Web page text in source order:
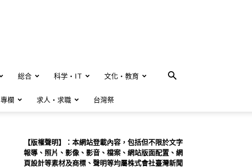
総合 科学・IT 文化・教育
專欄 求人・求職 台灣祭
【版權聲明】：本網站登載內容，包括但不限於文字
報導、照片、影像、影音、檔案、網站版面配置、網
頁設計等素材及商標、聲明等均屬株式會社臺灣新聞